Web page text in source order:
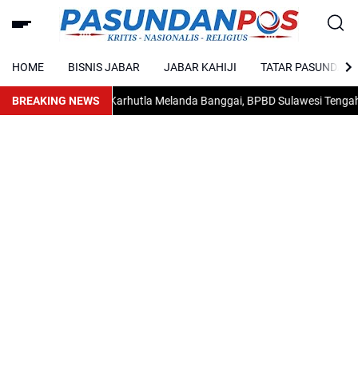
HOME BISNIS JABAR JABAR KAHIJI TATAR PASUNDAN
BREAKING NEWSKarhutla Melanda Banggai, BPBD Sulawesi Tengah